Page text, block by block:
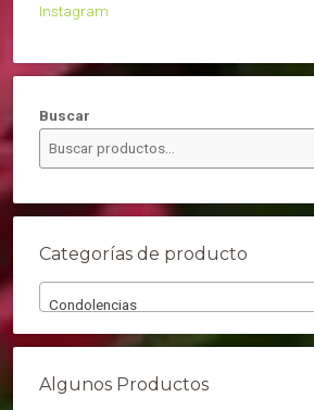
Instagram
Buscar
Categorías de producto
Condolencias
Algunos Productos